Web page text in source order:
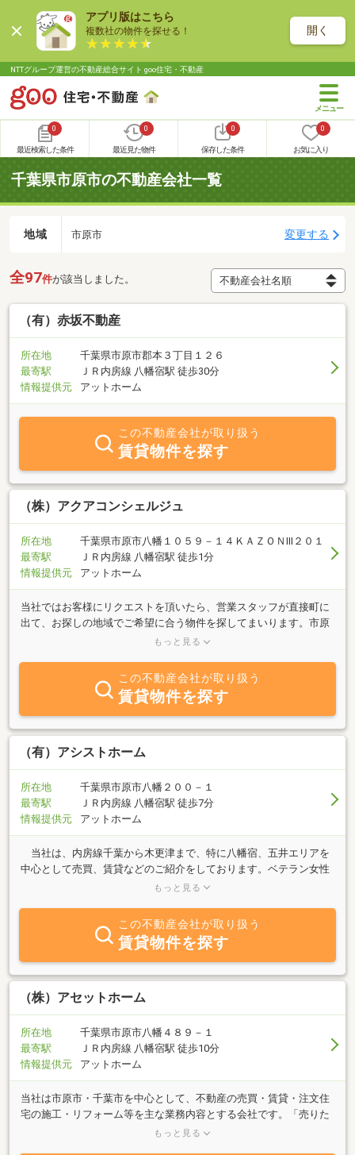
アプリ版はこちら
複数社の物件を探せる！ 開く
NTTグループ運営の不動産総合サイト goo住宅・不動産
0
最近検索した条件
0
最近見た物件
0
保存した条件
0
お気に入り
千葉県市原市の不動産会社一覧
地域 市原市 変更する
全97件が該当しました。
（有）赤坂不動産
所在地
千葉県市原市郡本３丁目１２６
最寄駅
ＪＲ内房線 八幡宿駅 徒歩30分
情報提供元
アットホーム
この不動産会社が取り扱う
賃貸物件を探す
（株）アクアコンシェルジュ
所在地
千葉県市原市八幡１０５９－１４ＫＡＺＯＮⅢ２０１
最寄駅
ＪＲ内房線 八幡宿駅 徒歩1分
情報提供元
アットホーム
当社ではお客様にリクエストを頂いたら、営業スタッフが直接町に
出て、お探しの地域でご希望に合う物件を探してまいります。市原
市・千葉市を中心に賃貸物件・売買物件をご紹介しております。ま
もっと見る
この不動産会社が取り扱う
賃貸物件を探す
（有）アシストホーム
所在地
千葉県市原市八幡２００－１
最寄駅
ＪＲ内房線 八幡宿駅 徒歩7分
情報提供元
アットホーム
当社は、内房線千葉から木更津まで、特に八幡宿、五井エリアを
中心として売買、賃貸などのご紹介をしております。ベテラン女性
スタッフがしっかりアシストします。帝京平成大学生の住まいのご
探しが得意です。「この地域でこんな物件をどうしても探したい」
そんなこだわりをお持ちの方は、ぜひご相談ください。あなたの住
まい探しをしっかりアシストします。一度取引いただいたお客様と
はずっとおつき合いさせていただきます。不動産に関することなら
何でもご相談ください。
もっと見る
この不動産会社が取り扱う
賃貸物件を探す
（株）アセットホーム
所在地
千葉県市原市八幡４８９－１
最寄駅
ＪＲ内房線 八幡宿駅 徒歩10分
情報提供元
アットホーム
当社は市原市・千葉市を中心として、不動産の売買・賃貸・注文住
宅の施工・リフォーム等を主な業務内容とする会社です。「売りた
い」「買いたい」「貸したい」「借りたい」「家を建てたい」「リ
もっと見る